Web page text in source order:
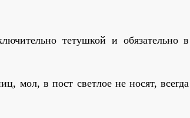
тетушкой и обязательно в
мол, в пост светлое не носят, всегда